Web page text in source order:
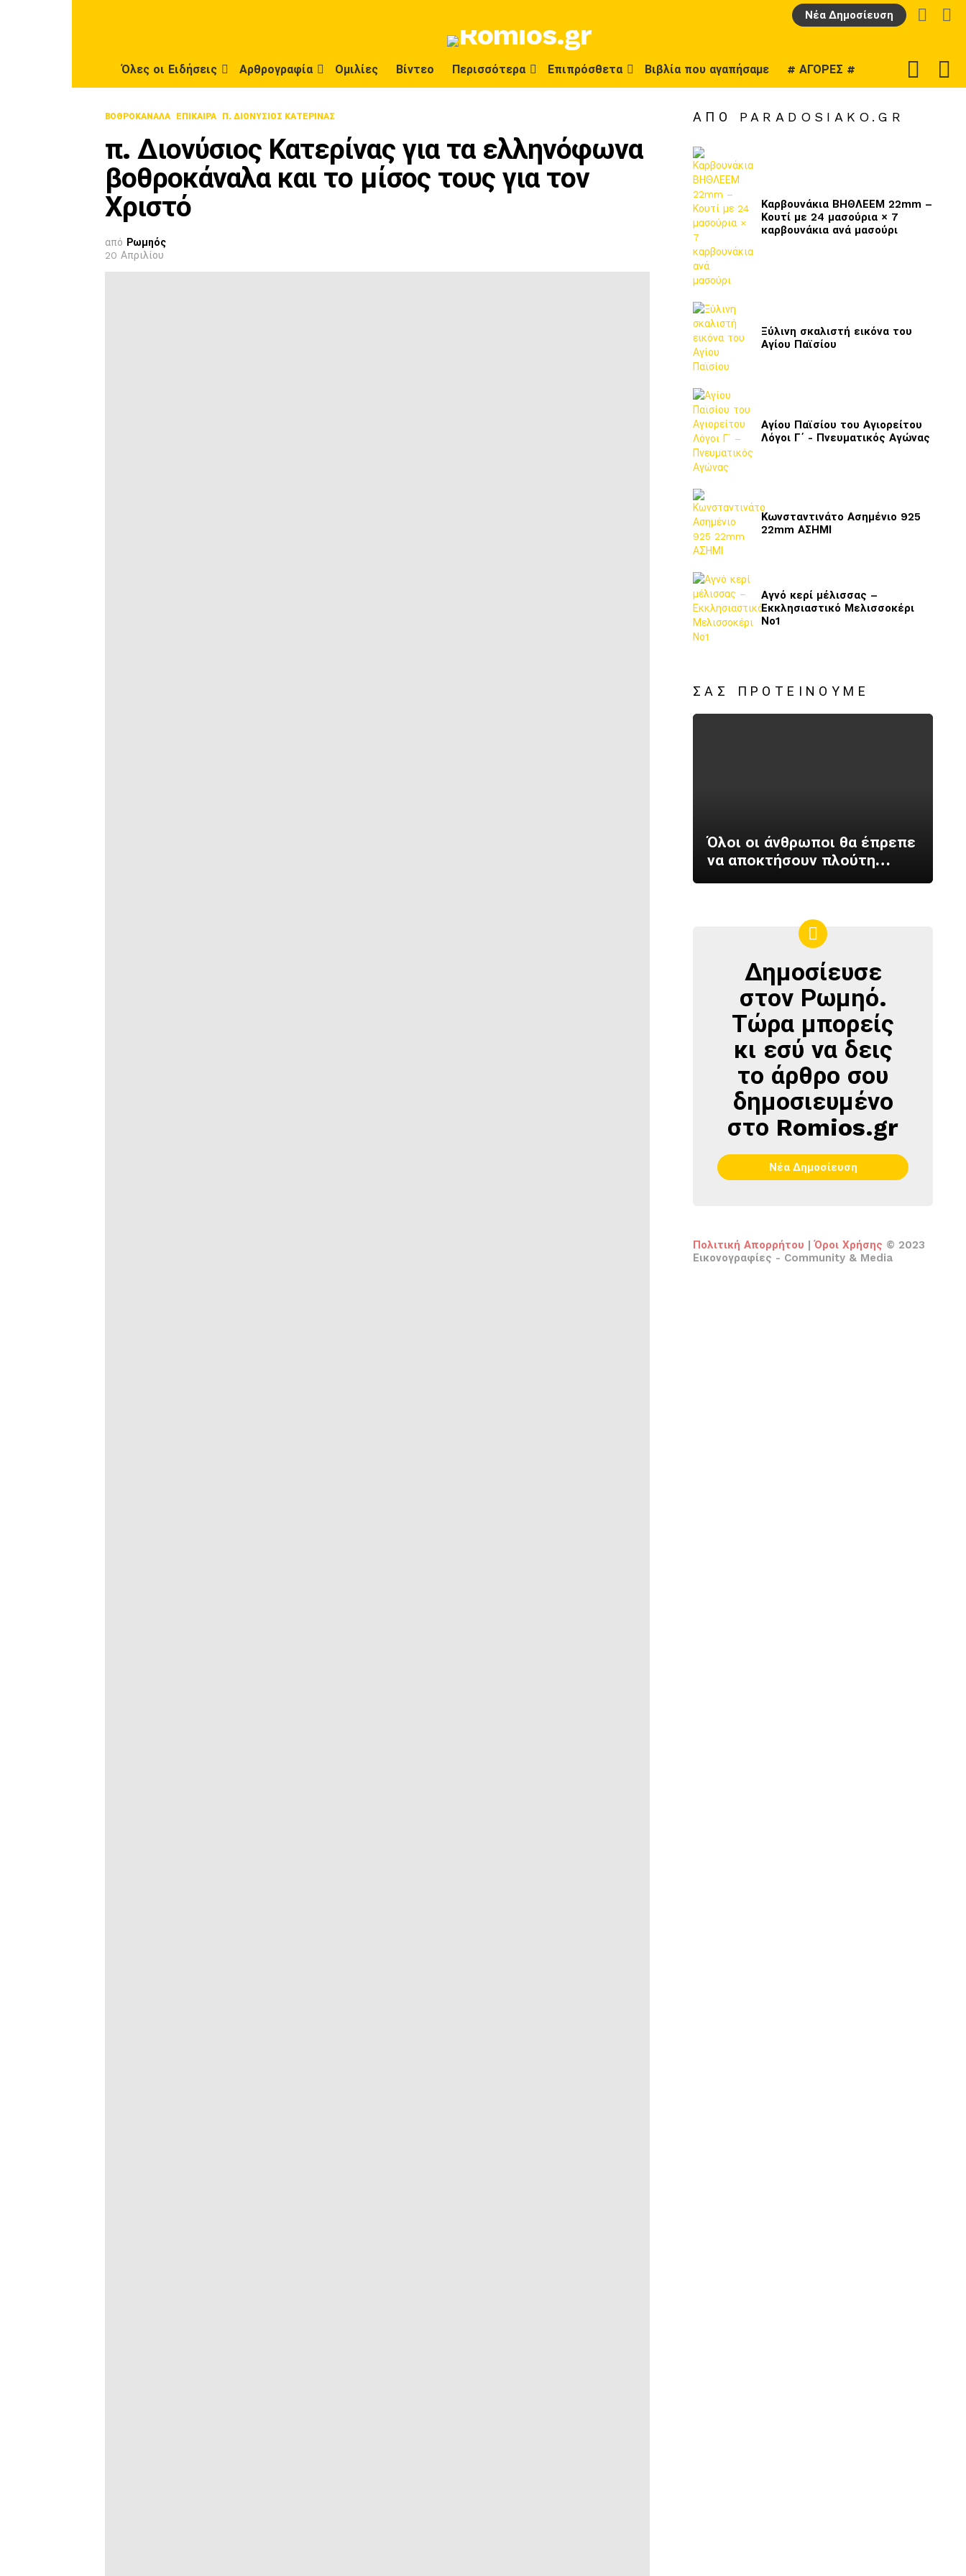
Νέα Δημοσίευση
LOGIN
Όλες οι Ειδήσεις Αρθρογραφία Ομιλίες Βίντεο Περισσότερα Επιπρόσθετα Βιβλία που αγαπήσαμε # ΑΓΟΡΕΣ #
SKIN
ΒΟΘΡΟΚΆΝΑΛΑ ΕΠΊΚΑΙΡΑ Π. ΔΙΟΝΎΣΙΟΣ ΚΑΤΕΡΊΝΑΣ
π. Διονύσιος Κατερίνας για τα ελληνόφωνα
βοθροκάναλα και το μίσος τους για τον
Χριστό
από Ρωμηός
20 Απριλίου
ΑΠΌ PARADOSIAKO.GR
Καρβουνάκια ΒΗΘΛΕΕΜ 22mm –
Κουτί με 24 μασούρια × 7
καρβουνάκια ανά μασούρι
Ξύλινη σκαλιστή εικόνα του
Αγίου Παϊσίου
Αγίου Παϊσίου του Αγιορείτου
Λόγοι Γ΄ - Πνευματικός Αγώνας
Κωνσταντινάτο Ασημένιο 925
22mm ΑΣΗΜΙ
Αγνό κερί μέλισσας –
Εκκλησιαστικό Μελισσοκέρι
Νο1
ΣΑΣ ΠΡΟΤΕΊΝΟΥΜΕ
Όλοι οι άνθρωποι θα έπρεπε
να αποκτήσουν πλούτη…
ΔΗΜΟΣΊΕΥΣΕ
ΣΤΟΝ
ΡΩΜΗΌ
Δημοσίευσε
στον Ρωμηό.
Τώρα μπορείς
κι εσύ να δεις
το άρθρο σου
δημοσιευμένο
στο Romios.gr
Νέα Δημοσίευση
Πολιτική Απορρήτου | Όροι Χρήσης © 2023
Εικονογραφίες - Community & Media